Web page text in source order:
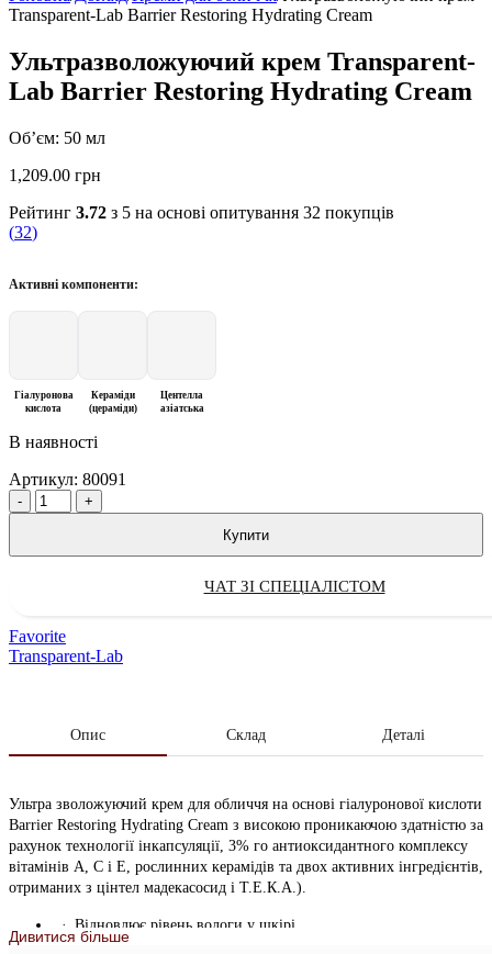
Transparent-Lab Barrier Restoring Hydrating Cream
Ультразволожуючий крем Transparent-
Lab Barrier Restoring Hydrating Cream
Об’єм: 50 мл
1,209.00 грн
Рейтинг 3.72 з 5 на основі опитування 32 покупців
(32)
Активні компоненти:
Гіалуронова
кислота
Кераміди
(цераміди)
Центелла
азіатська
В наявності
Артикул: 80091
Quantity
Купити
ЧАТ ЗІ СПЕЦІАЛІСТОМ
Favorite
Transparent-Lab
Опис Склад Деталі
Ультра зволожуючий крем для обличчя на основі гіалуронової кислоти
Barrier Restoring Hydrating Cream з високою проникаючою здатністю за
рахунок технології інкапсуляції, 3% го антиоксидантного комплексу
вітамінів А, С і Е, рослинних керамідів та двох активних інгредієнтів,
отриманих з цінтел мадекасосид і Т.Е.К.А.).
Відновлює рівень вологи у шкірі
Дивитися більше